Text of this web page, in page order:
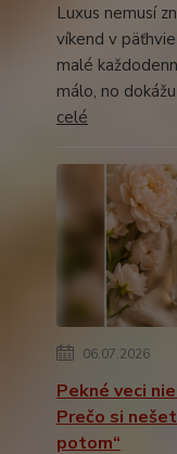
Luxus nemusí
víkend v
malé
málo, no
celé
06.07.2026
Pekné veci
Prečo si
potom“